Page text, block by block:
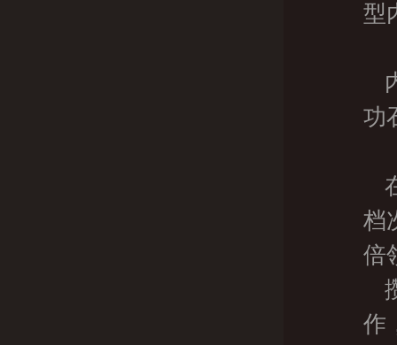
型
功
档
倍
作